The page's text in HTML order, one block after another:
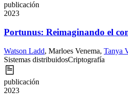
publicación
2023
Portunus: Reimaginando el
Watson Ladd, Marloes Venema, Tanya
Sistemas distribuidosCriptografía
publicación
2023